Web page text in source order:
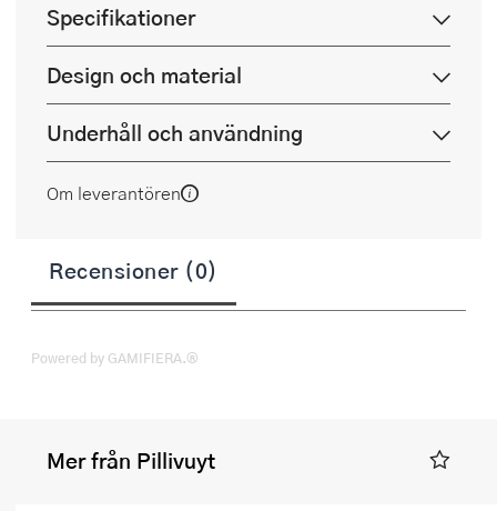
Specifikationer
Design och material
Underhåll och användning
Om leverantören
Recensioner (0)
Powered by GAMIFIERA.®
Mer från Pillivuyt